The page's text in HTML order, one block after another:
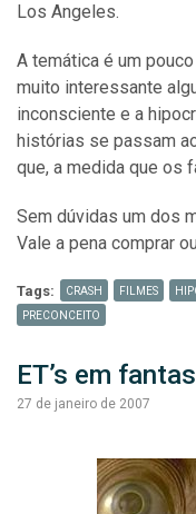
Los Angeles.
A temática é um
muito interessante
inconsciente e a
histórias se passam
que, a medida que os
Sem dúvidas um dos
Vale a pena comprar
Tags: CRASH FILMES
PRECONCEITO
ET’s em
27 de janeiro de 2007